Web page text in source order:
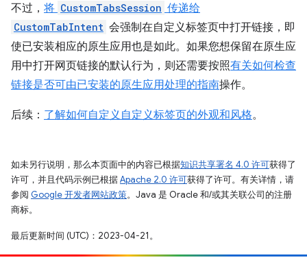
不过， 将 CustomTabsSession 传递给
CustomTabIntent 会强制在自定义标签页中打开链接，即
使已安装相应的原生应用也是如此。如果您想保留在原生应
用中打开网页链接的默认行为，则还需要按照有关如何检查
链接是否可由已安装的原生应用处理的指南操作。
后续： 了解如何自定义自定义标签页的外观和风格。
如未另行说明，那么本页面中的内容已根据知识共享署名 4.0 许可获得了
许可，并且代码示例已根据Apache 2.0 许可获得了许可。有关详情，请
参阅 Google 开发者网站政策。Java 是 Oracle 和/或其关联公司的注册
商标。
最后更新时间 (UTC)：2023-04-21。